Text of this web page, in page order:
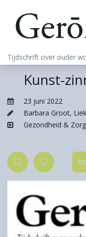
Tijdschrift over ouder
Kunst-
23 juni 2022
Barbara Groot,
Gezondheid & Zorg